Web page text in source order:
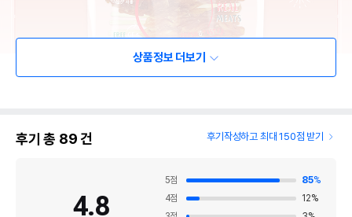
상품정보 더보기
후기 총 89건 후기작성하고 최대 150점 받기
4.8
5점 85%
4점 12%